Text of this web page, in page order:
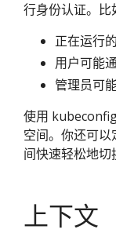
行身份认证。比
正在运行
用户可能
管理员可
使用
空间。你还可
间快速轻松地切
上下文